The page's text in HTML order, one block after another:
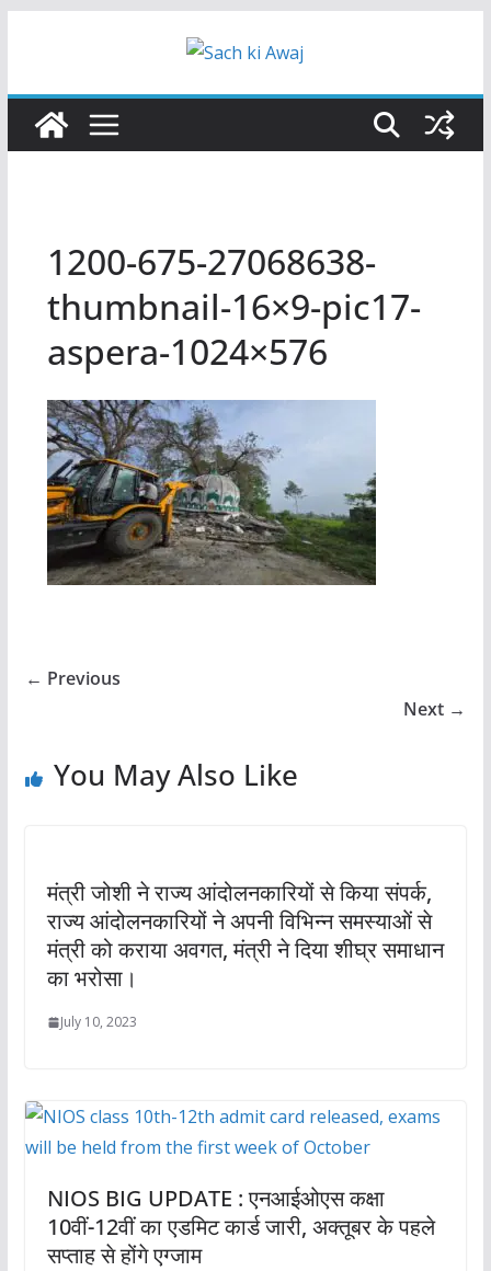
1200-675-27068638-
thumbnail-16×9-pic17-
aspera-1024×576
← Previous
Next →
You May Also Like
मंत्री जोशी ने राज्य आंदोलनकारियों से किया संपर्क,
राज्य आंदोलनकारियों ने अपनी विभिन्न समस्याओं से
मंत्री को कराया अवगत, मंत्री ने दिया शीघ्र समाधान
का भरोसा।
July 10, 2023
NIOS BIG UPDATE : एनआईओएस कक्षा
10वीं-12वीं का एडमिट कार्ड जारी, अक्तूबर के पहले
सप्ताह से होंगे एग्जाम